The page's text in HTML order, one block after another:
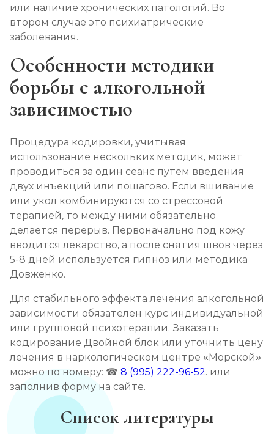
или наличие хронических патологий. Во
втором случае это психиатрические
заболевания.
Особенности методики
борьбы с алкогольной
зависимостью
Процедура кодировки, учитывая
использование нескольких методик, может
проводиться за один сеанс путем введения
двух инъекций или пошагово. Если вшивание
или укол комбинируются со стрессовой
терапией, то между ними обязательно
делается перерыв. Первоначально под кожу
вводится лекарство, а после снятия швов через
5-8 дней используется гипноз или методика
Довженко.
Для стабильного эффекта лечения алкогольной
зависимости обязателен курс индивидуальной
или групповой психотерапии. Заказать
кодирование Двойной блок или уточнить цену
лечения в наркологическом центре «Морской»
можно по номеру: ☎ 8 (995) 222-96-52. или
заполнив форму на сайте.
Список литературы